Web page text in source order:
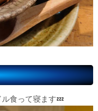
食って寝ます💤